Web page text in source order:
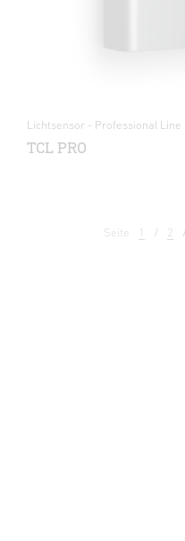
Lichtsensor - Professional Line
TCL PRO
Seite 1 2